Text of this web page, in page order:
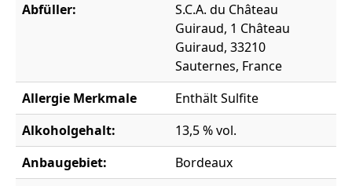
Abfüller:
S.C.A. du Château
Guiraud, 1 Château
Guiraud, 33210
Sauternes, France
Allergie Merkmale
Enthält Sulfite
Alkoholgehalt:
13,5 % vol.
Anbaugebiet:
Bordeaux